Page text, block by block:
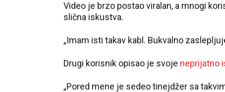
Video je brzo postao viralan, a mnogi
slična iskustva.
„Imam isti takav kabl. Bukvalno
Drugi korisnik opisao je svoje neprijatno
„Pored mene je sedeo tinejdžer sa